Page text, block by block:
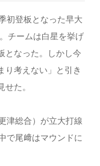
初登板となった早大
チームは白星を挙げ
となった。しかし今
り考えない」と引き
た。
津総合）が立大打線
で尾﨑はマウンドに